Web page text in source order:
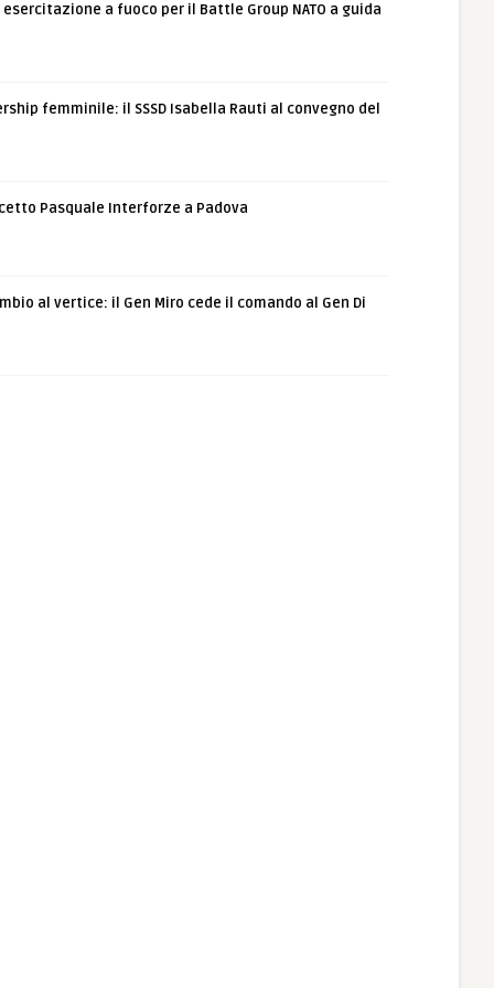
esercitazione a fuoco per il Battle Group NATO a guida
femminile: il SSSD Isabella Rauti al convegno del
Pasquale Interforze a Padova
al vertice: il Gen Miro cede il comando al Gen Di